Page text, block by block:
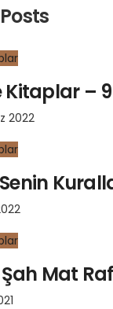
Kitaplar – 9
2022
Mat